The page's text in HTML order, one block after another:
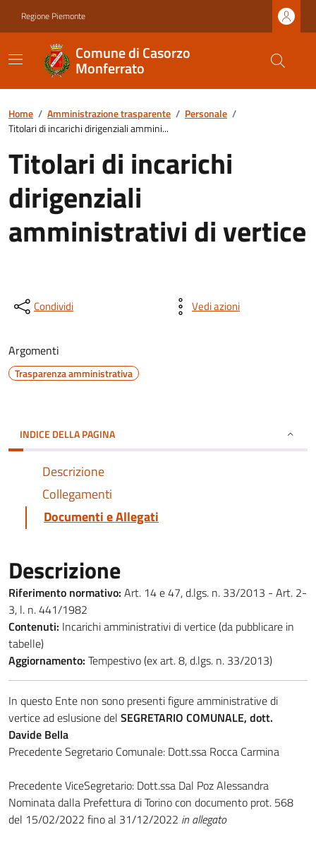
Regione Piemonte
Comune di Casorzo
Monferrato
Home / Amministrazione trasparente / Personale /
Titolari di incarichi dirigenziali ammini...
Titolari di incarichi
dirigenziali
amministrativi di vertice
Condividi Vedi azioni
Argomenti
Trasparenza amministrativa
INDICE DELLA PAGINA
Descrizione
Collegamenti
Documenti e Allegati
Descrizione
Riferimento normativo: Art. 14 e 47, d.lgs. n. 33/2013 - Art. 2-
3, l. n. 441/1982
Contenuti: Incarichi amministrativi di vertice (da pubblicare in
tabelle)
Aggiornamento: Tempestivo (ex art. 8, d.lgs. n. 33/2013)
In questo Ente non sono presenti figure amministrative di
vertice ad eslusione del SEGRETARIO COMUNALE, dott.
Davide Bella
Precedente Segretario Comunale: Dott.ssa Rocca Carmina
Precedente ViceSegretario: Dott.ssa Dal Poz Alessandra
Nominata dalla Prefettura di Torino con documento prot. 568
del 15/02/2022 fino al 31/12/2022 in allegato